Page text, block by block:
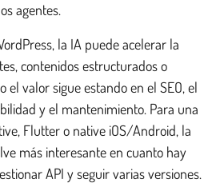
agentes.
la IA puede acelerar la
contenidos estructurados o
el valor sigue estando en el SEO, el
y el mantenimiento. Para una
Flutter o native iOS/Android, la
más interesante en cuanto hay
API y seguir varias versiones.